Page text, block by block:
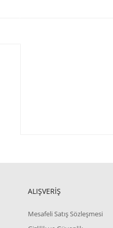
ALIŞVERİŞ
Mesafeli Satış Sözleşmesi